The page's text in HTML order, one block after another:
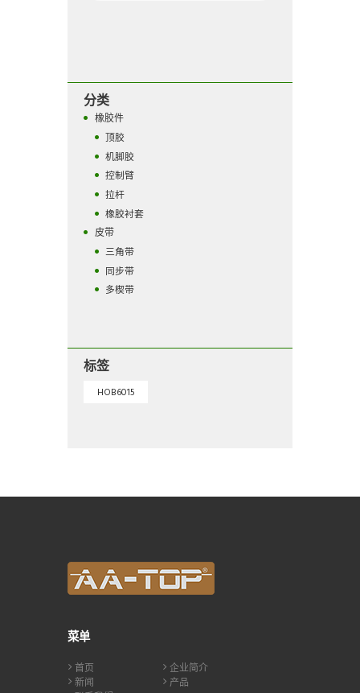
分类
橡胶件
顶胶
机脚胶
控制臂
拉杆
橡胶衬套
皮带
三角带
同步带
多楔带
标签
HOB6015
菜单
首页
企业简介
新闻
产品